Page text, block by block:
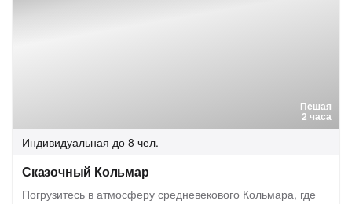
Пешая
2 часа
Индивидуальная до 8 чел.
Сказочный Кольмар
Погрузитесь в атмосферу средневекового Кольмара, где